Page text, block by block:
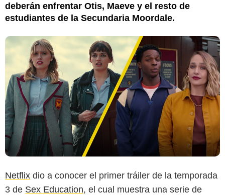
deberán enfrentar Otis, Maeve y el resto de
estudiantes de la Secundaria Moordale.
Netflix dio a conocer el primer tráiler de la temporada
3 de Sex Education, el cual muestra una serie de